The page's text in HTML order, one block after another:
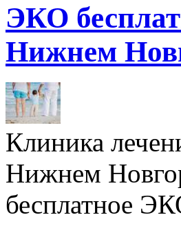
ЭКО
Нижнем
Клиника
Нижнем
бесплатное